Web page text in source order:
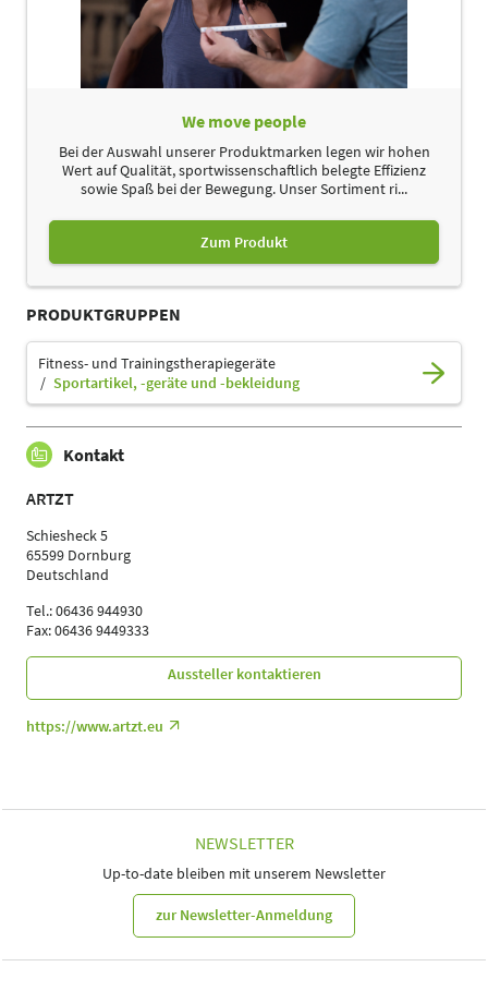
We move people
Bei der Auswahl unserer Produktmarken legen wir hohen
Wert auf Qualität, sportwissenschaftlich belegte Effizienz
sowie Spaß bei der Bewegung. Unser Sortiment ri...
Zum Produkt
PRODUKTGRUPPEN
Fitness- und Trainingstherapiegeräte
Sportartikel, -geräte und -bekleidung
Kontakt
ARTZT
Schiesheck 5
65599 Dornburg
Deutschland
Tel.: 06436 944930
Fax: 06436 9449333
Aussteller kontaktieren
https://www.artzt.eu
NEWSLETTER
Up-to-date bleiben mit unserem Newsletter
zur Newsletter-Anmeldung